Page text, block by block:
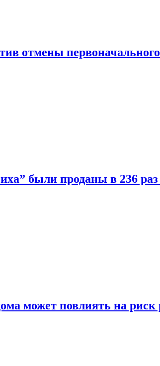
отмены первоначального
были проданы в 236
может повлиять на риск